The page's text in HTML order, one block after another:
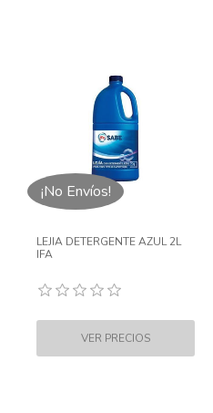
¡No Envíos!
LEJIA DETERGENTE AZUL 2L
IFA